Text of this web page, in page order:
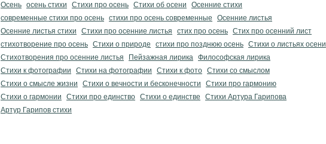
Осень осень стихи Стихи про осень Стихи об осени
Осенние стихи
современные стихи про осень стихи про осень современные
Осенние листья
Осенние листья стихи
Стихи про осенние листья стих про осень Стих про осенний лист
стихотворение про осень Стихи о природе стихи про позднюю осень Стихи о листьях осени
Стихотворения про осенние листья
Пейзажная лирика Философская лирика
Стихи к фотографии
Стихи на фотографии Стихи к фото Стихи со смыслом
Стихи о смысле жизни
Стихи о вечности и бесконечности
Стихи про гармонию
Стихи о гармонии
Стихи про единство Стихи о единстве
Стихи Артура Гарипова
Артур Гарипов стихи